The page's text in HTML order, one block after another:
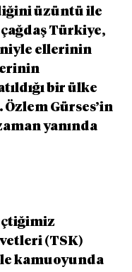
üzüntü ile
Türkiye,
ellerinin
bir ülke
Gürses’in
yanında
(TSK)
kamuoyunda